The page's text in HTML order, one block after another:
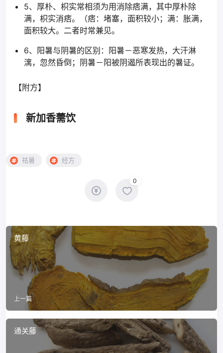
5、厚朴、枳实常相须为用消除痞满，其中厚朴除
满，枳实消痞。（痞：堵塞，面积较小；满：胀满，
面积较大。二者时常兼见。
6、阳暑与阴暑的区别：阳暑－恶寒发热，大汗淋
漓，忽然昏倒；阴暑－阳被阴遏所表现出的暑证。
【附方】
新加香薷饮
祛暑 经方
0
黄藤
上一篇
通关藤